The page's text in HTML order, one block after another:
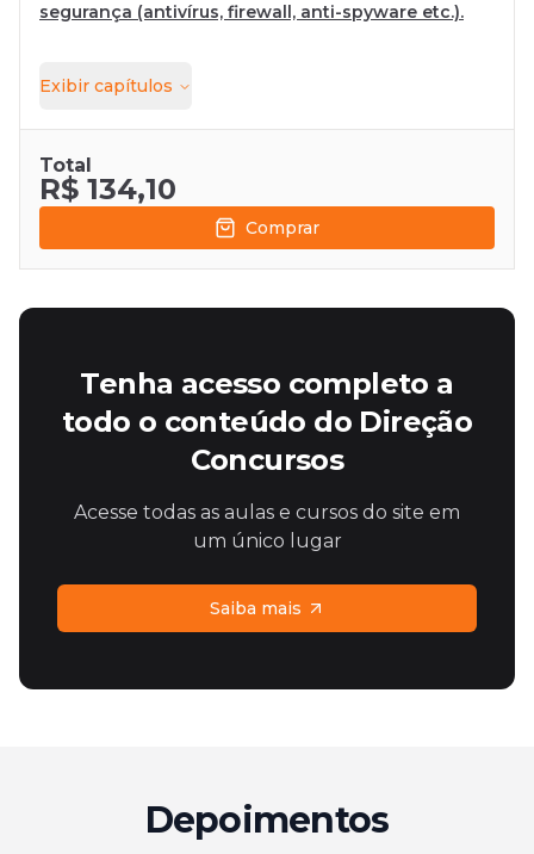
segurança (antivírus, firewall, anti-spyware etc.).
Exibir capítulos
Total
R$ 134,10
Comprar
Tenha acesso completo a
todo o conteúdo do Direção
Concursos
Acesse todas as aulas e cursos do site em
um único lugar
Saiba mais
Depoimentos